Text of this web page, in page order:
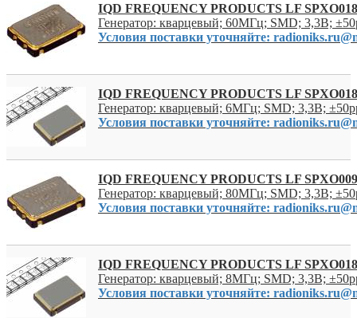
IQD FREQUENCY PRODUCTS LF
Генератор: кварцевый; 60МГц; SMD; 3,3В;
Условия поставки уточняйте:
IQD FREQUENCY PRODUCTS LF
Генератор: кварцевый; 6МГц; SMD; 3,3В;
Условия поставки уточняйте:
IQD FREQUENCY PRODUCTS LF
Генератор: кварцевый; 80МГц; SMD; 3,3В;
Условия поставки уточняйте:
IQD FREQUENCY PRODUCTS LF
Генератор: кварцевый; 8МГц; SMD; 3,3В;
Условия поставки уточняйте: